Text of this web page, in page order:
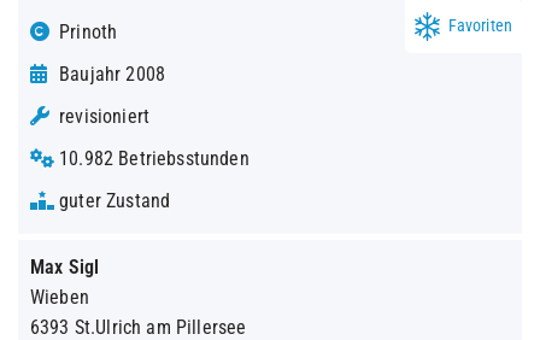
Favoriten
Prinoth
Baujahr 2008
revisioniert
10.982 Betriebsstunden
guter Zustand
Max Sigl
Wieben
6393 St.Ulrich am Pillersee